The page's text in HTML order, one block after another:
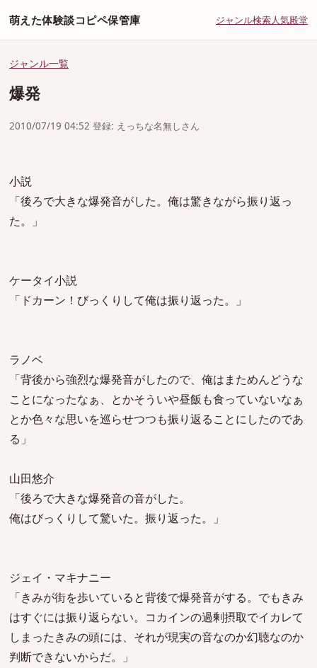
萌えた体験談コピペ保管庫 ジャンル検索人気殿堂
ジャンル一覧
爆発
2010/07/19 04:52 登録: えっちな名無しさん
小説
「後ろで大きな爆発音がした。俺は驚きながら振り返っ
た。」
ケータイ小説
「ドカーン！びっくりして俺は振り返った。」
ラノベ
「背後から強烈な爆発音がしたので、俺はまためんどうな
ことになったなぁ、とかそういや昼飯も食っていないなぁ
とか色々な思いを巡らせつつも振り返ることにしたのであ
る」
山田悠介
「後ろで大きな爆発音の音がした。
俺はびっくりして驚いた。振り返った。」
ジェイ・マキナニー
「きみが街を歩いていると背後で爆発音がする。でもきみ
はすぐには振り返らない。コカインの過剰摂取でイカレて
しまったきみの頭には、それが現実の音なのか幻聴なのか
判断できないからだ。」